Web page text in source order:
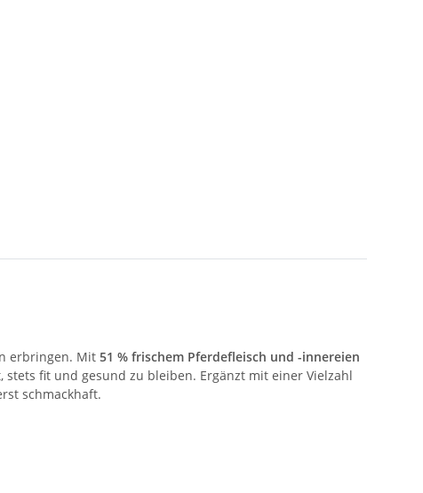
erbringen. Mit 51 % frischem Pferdefleisch und -innereien
fit und gesund zu bleiben. Ergänzt mit einer Vielzahl
schmackhaft.